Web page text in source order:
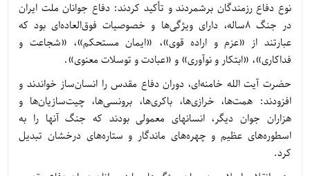
نوع دفاع رزمندگان برشمردند و تأکید کردند: دفاع جوانان ملت ایران
در جنگ 8ساله، دارای ویژگی‌ها و خصوصیات فوق‌العاده‌ای بود که
عبارتند از «عزم و اراده قوی»، «ایمان مستحکم»، «شجاعت و
فداکاری»، «ابتکار و نوآوری» و «عبادت و توسلات معنوی».
حضرت آیت الله خامنه‌ای، دوران دفاع مقدس را انسان‌ساز خواندند و
افزودند: همت‌ها، خرازی‌ها، باکری‌ها، برونسی‌ها، چیت‌سازیان‌ها و
هزاران جوان دیگر، انسانهای معمولی بودند که جنگ آنها را به
اسطوره‌های عظیم و چهره‌های ماندگار و ستاره‌های درخشان تبدیل
کرد.